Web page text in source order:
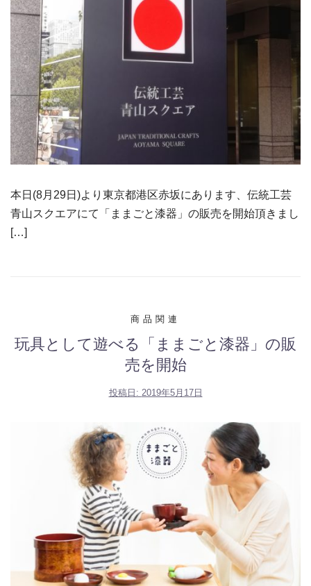
本日(8月29日)より東京都港区赤坂にあります、伝統工芸
青山スクエアにて「ままごと漆器」の販売を開始頂きまし
[…]
商品関連
玩具として遊べる「ままごと漆器」の販
売を開始
投稿日: 2019年5月17日